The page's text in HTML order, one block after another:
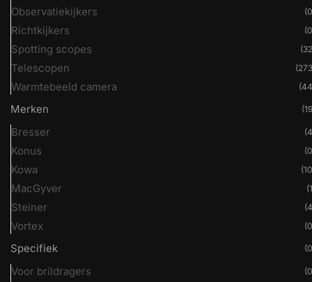
Observatiekijkers
Richtkijkers
Spotting scopes
Telescopen
Warmtebeeld camera
Merken
Bresser
Konus
Kowa
MacGyver
Steiner
Vortex
Specifiek
Voor brildragers